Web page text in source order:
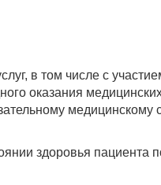
в том числе с
оказания
медицинскому
здоровья пациента